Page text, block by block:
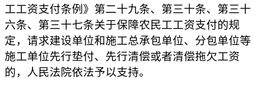
工工资支付条例》第二十九条、第三十条、第三十
六条、第三十七条关于保障农民工工资支付的规
定，请求建设单位和施工总承包单位、分包单位等
施工单位先行垫付、先行清偿或者清偿拖欠工资
的，人民法院依法予以支持。